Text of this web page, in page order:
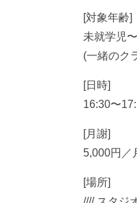
[対象年齢]
未就学児
(一緒のク
[日時]
16:30〜
[月謝]
5,000円／
[場所]